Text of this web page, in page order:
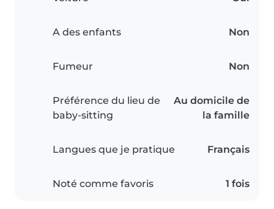
A des enfants Non
Fumeur Non
Préférence du lieu de
baby-sitting
Au domicile de
la famille
Langues que je pratique Français
Noté comme favoris 1 fois